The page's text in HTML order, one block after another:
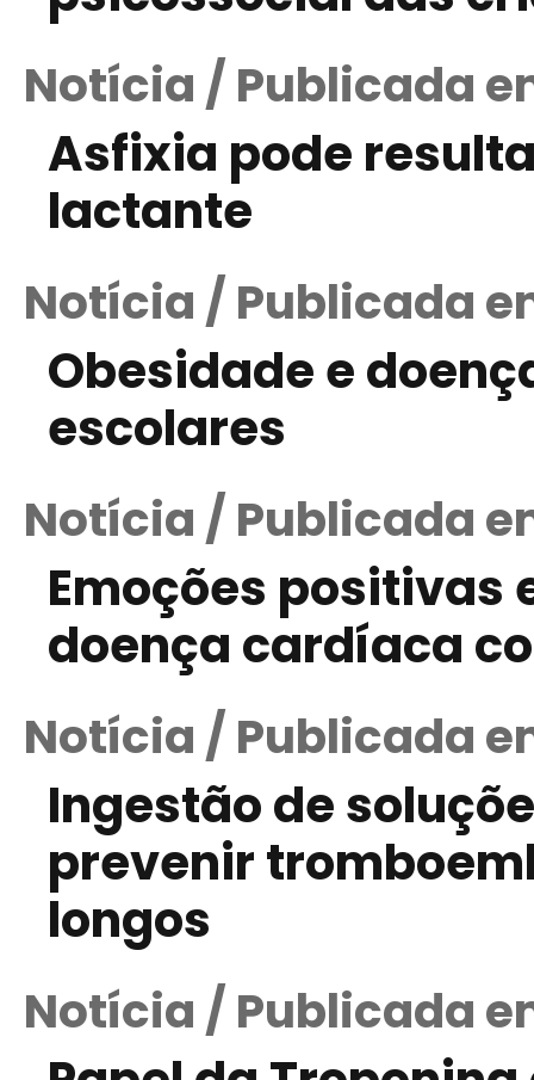
Notícia / Publicada
Asfixia pode
lactante
Notícia / Publicada
Obesidade e
escolares
Notícia / Publicada
Emoções positivas
doença cardíaca
Notícia / Publicada
Ingestão de
prevenir
longos
Notícia / Publicada